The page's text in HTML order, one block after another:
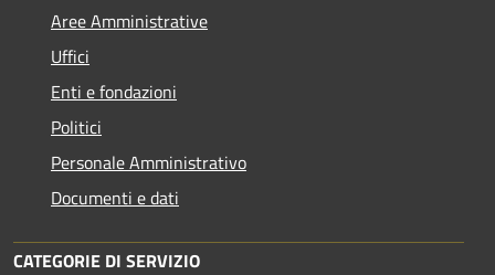
Aree Amministrative
Uffici
Enti e fondazioni
Politici
Personale Amministrativo
Documenti e dati
CATEGORIE DI SERVIZIO